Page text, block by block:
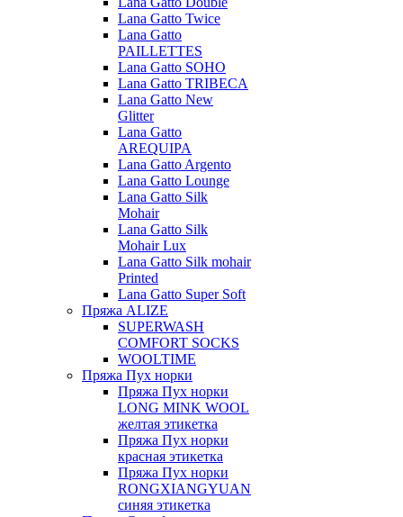
Lana Gatto Twice
Lana Gatto
PAILLETTES
Lana Gatto SOHO
Lana Gatto TRIBECA
Lana Gatto New
Glitter
Lana Gatto
AREQUIPA
Lana Gatto Argento
Lana Gatto Lounge
Lana Gatto Silk
Mohair
Lana Gatto Silk
Mohair Lux
Lana Gatto Silk mohair
Printed
Lana Gatto Super Soft
Пряжа ALIZE
SUPERWASH
COMFORT SOCKS
WOOLTIME
Пряжа Пух норки
Пряжа Пух норки
LONG MINK WOOL
желтая этикетка
Пряжа Пух норки
красная этикетка
Пряжа Пух норки
RONGXIANGYUAN
синяя этикетка